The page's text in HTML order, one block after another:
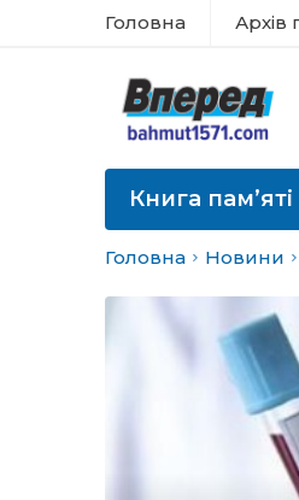
Головна Архів
Книга пам’яті
Головна Новини